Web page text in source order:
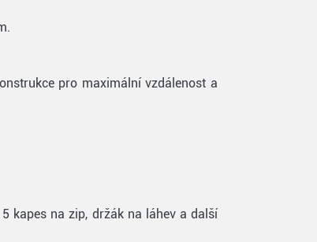
pro maximální vzdálenost a
kapes na zip, držák na láhev a další